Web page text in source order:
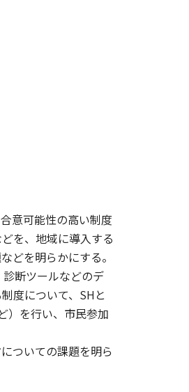
意可能性の高い制度
を、地域に導入する
どを明らかにする。
断ツールなどのデ
度について、SHと
）を行い、市民参加
ついての課題を明ら